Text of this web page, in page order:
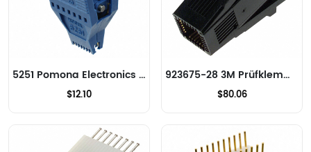
5251 Pomona Electronics Prüfklemmen - IC
$12.10
923675-28 3M Prüfklemmen - IC
$80.06